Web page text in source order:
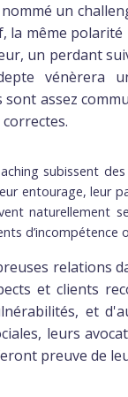
un
même
un perdant
vénèrera
assez
subissent
entourage, leur
naturellement
d’incompétence
relations
et clients
et
leurs
preuve de